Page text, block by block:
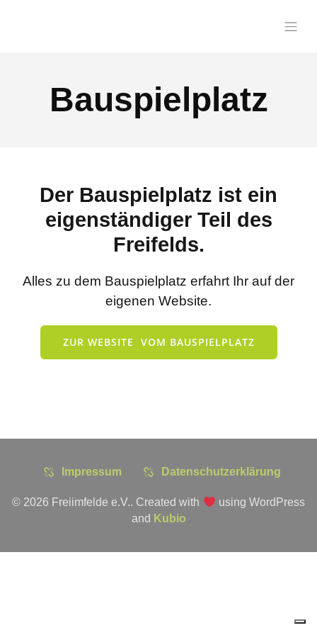
Bauspielplatz
Der Bauspielplatz ist ein
eigenständiger Teil des
Freifelds.
Alles zu dem Bauspielplatz erfahrt Ihr auf der
eigenen Website.
ZUR WEBSITE VOM BAUSPIELPLATZ
Impressum Datenschutzerklärung
© 2026 Freiimfelde e.V.. Created with
using WordPress
and Kubio